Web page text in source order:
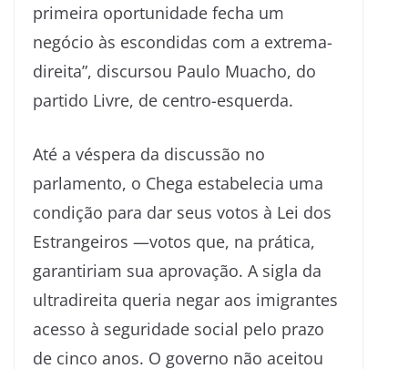
primeira oportunidade fecha um
negócio às escondidas com a extrema-
direita”, discursou Paulo Muacho, do
partido Livre, de centro-esquerda.
Até a véspera da discussão no
parlamento, o Chega estabelecia uma
condição para dar seus votos à Lei dos
Estrangeiros —votos que, na prática,
garantiriam sua aprovação. A sigla da
ultradireita queria negar aos imigrantes
acesso à seguridade social pelo prazo
de cinco anos. O governo não aceitou